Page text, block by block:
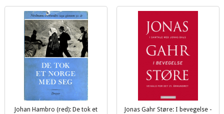
Johan Hambro (red): De tok et
Jonas Gahr Støre: I bevegelse -